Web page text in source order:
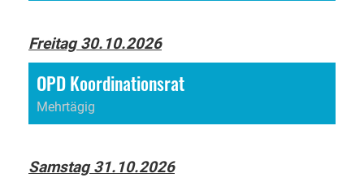
Freitag 30.10.2026
OPD Koordinationsrat
Mehrtägig
Samstag 31.10.2026